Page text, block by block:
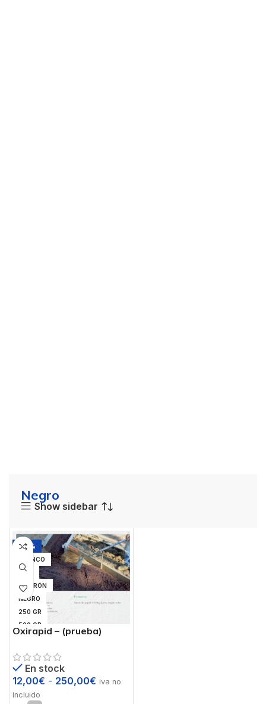
Negro
Show sidebar
-25%
BLANCO
GRIS
MARRÓN
NEGRO
250 GR
500 GR
Oxirapid – (prueba)
En stock
12,00€ - 250,00€ iva no
incluido